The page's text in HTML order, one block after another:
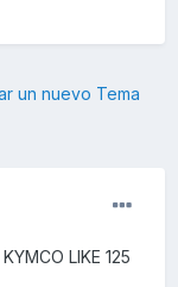
un nuevo Tema
LIKE 125